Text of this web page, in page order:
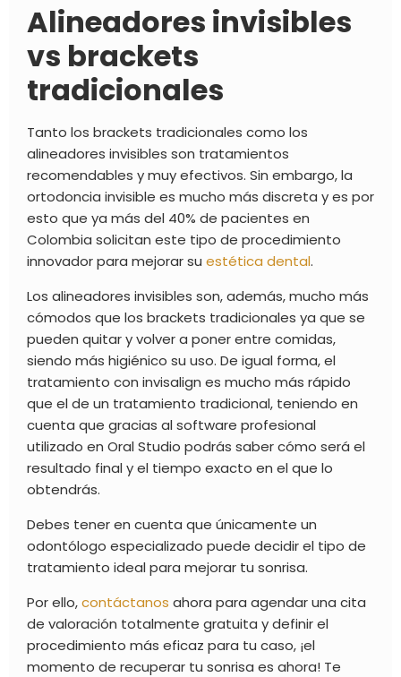
Alineadores invisibles
vs brackets
tradicionales
Tanto los brackets tradicionales como los
alineadores invisibles son tratamientos
recomendables y muy efectivos. Sin embargo, la
ortodoncia invisible es mucho más discreta y es por
esto que ya más del 40% de pacientes en
Colombia solicitan este tipo de procedimiento
innovador para mejorar su estética dental.
Los alineadores invisibles son, además, mucho más
cómodos que los brackets tradicionales ya que se
pueden quitar y volver a poner entre comidas,
siendo más higiénico su uso. De igual forma, el
tratamiento con invisalign es mucho más rápido
que el de un tratamiento tradicional, teniendo en
cuenta que gracias al software profesional
utilizado en Oral Studio podrás saber cómo será el
resultado final y el tiempo exacto en el que lo
obtendrás.
Debes tener en cuenta que únicamente un
odontólogo especializado puede decidir el tipo de
tratamiento ideal para mejorar tu sonrisa.
Por ello,contáctanos ahora para agendar una cita
de valoración totalmente gratuita y definir el
procedimiento más eficaz para tu caso, ¡el
momento de recuperar tu sonrisa es ahora! Te